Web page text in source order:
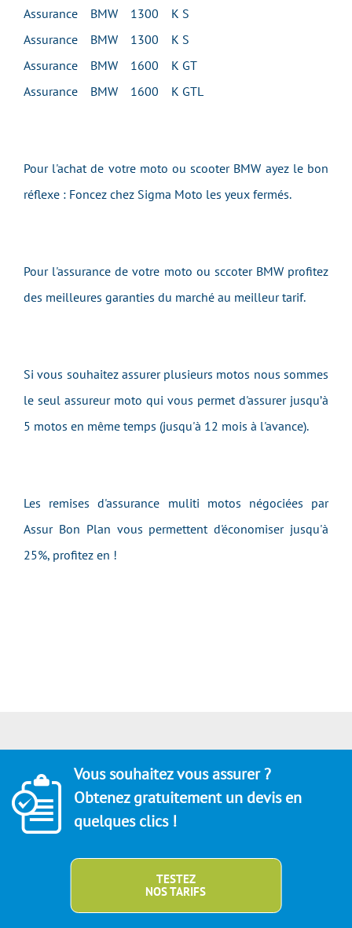
Assurance BMW 1300 K S
Assurance BMW 1300 K S
Assurance BMW 1600 K GT
Assurance BMW 1600 K GTL
Pour l'achat de votre moto ou scooter BMW ayez le bon
réflexe : Foncez chez Sigma Moto les yeux fermés.
Pour l'assurance de votre moto ou sccoter BMW profitez
des meilleures garanties du marché au meilleur tarif.
Si vous souhaitez assurer plusieurs motos nous sommes
le seul assureur moto qui vous permet d'assurer jusqu’à
5 motos en même temps (jusqu'à 12 mois à l'avance).
Les remises d'assurance muliti motos négociées par
Assur Bon Plan vous permettent d'économiser jusqu'à
25%, profitez en !
Vous souhaitez vous assurer ?
Obtenez gratuitement un devis en
quelques clics !
TESTEZ
NOS TARIFS